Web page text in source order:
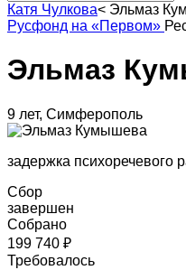
Катя Чулкова< Эльмаз
Русфонд на «Первом»
Эльмаз
9 лет, Симферополь
задержка психоречевого
Сбор
завершен
Собрано
199 740 ₽
Требовалось